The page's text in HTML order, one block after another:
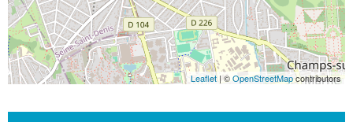
Leaflet| ©OpenStreetMapcontributors